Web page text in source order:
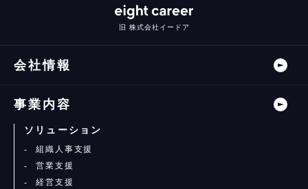
旧 株式会社イードア
会社情報
事業内容
ソリューション
組織人事支援
営業支援
経営支援